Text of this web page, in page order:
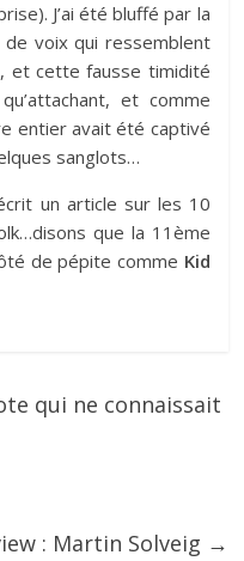
J’ai été bluffé par la
voix qui ressemblent
, et cette fausse timidité
et comme
entier avait été captivé
sanglots…
un article sur les 10
…disons que la 11ème
de pépite comme Kid
qui ne connaissait
: Martin Solveig →